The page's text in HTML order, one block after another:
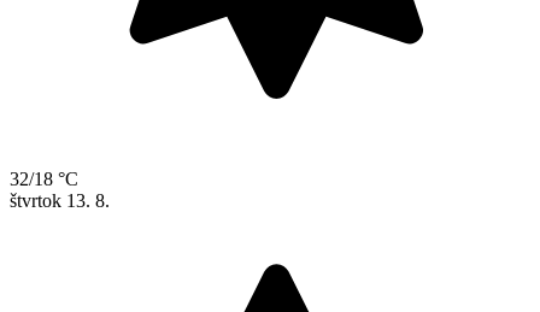
32/18 °C
štvrtok 13. 8.